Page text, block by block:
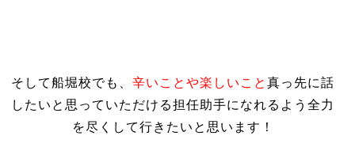
そして船堀校でも、辛いことや楽しいこと真っ先に話
したいと思っていただける担任助手になれるよう全力
を尽くして行きたいと思います！